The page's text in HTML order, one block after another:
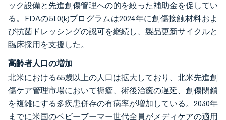
ック設備と先進創傷管理への的を絞った補助金を促してい
る。FDAの510(k)プログラムは2024年に創傷接触材料およ
び抗菌ドレッシングの認可を継続し、製品更新サイクルと
臨床採用を支援した。
高齢者人口の増加
北米における65歳以上の人口は拡大しており、北米先進創
傷ケア管理市場において褥瘡、術後治癒の遅延、創傷閉鎖
を複雑にする多疾患併存の有病率が増加している。2030年
までに米国のベビーブーマー世代全員がメディケアの適用